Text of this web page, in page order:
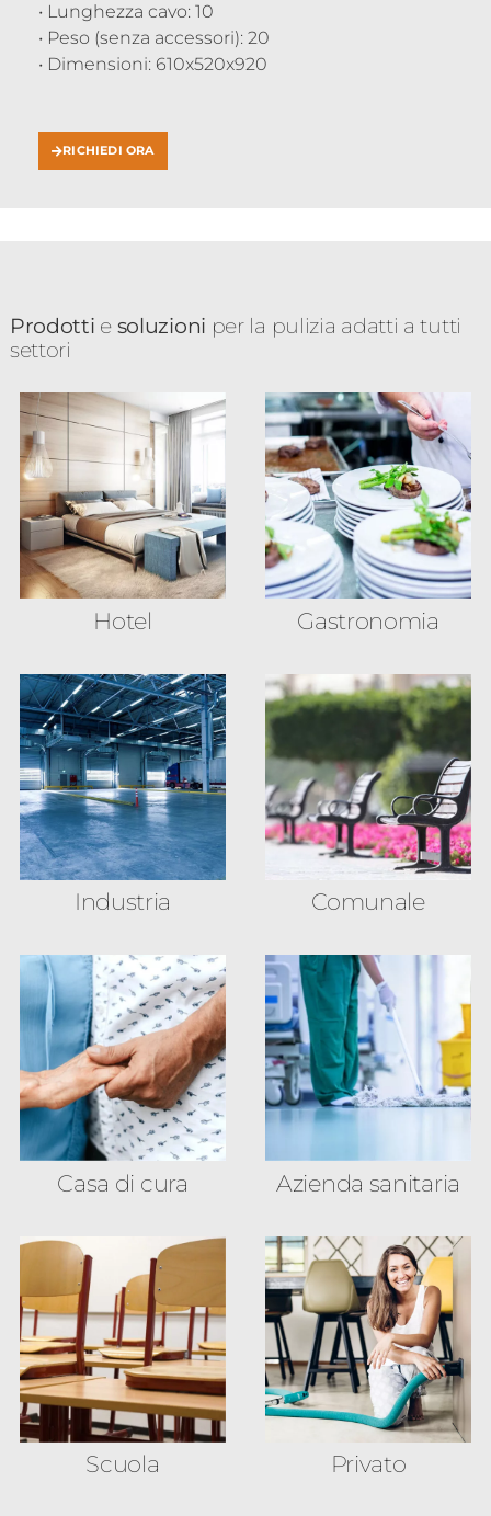
• Lunghezza cavo: 10
• Peso (senza accessori): 20
• Dimensioni: 610x520x920
RICHIEDI ORA
Prodotti e soluzioni per la pulizia adatti a tutti
settori
Hotel Gastronomia
Industria Comunale
Casa di cura Azienda sanitaria
Scuola Privato